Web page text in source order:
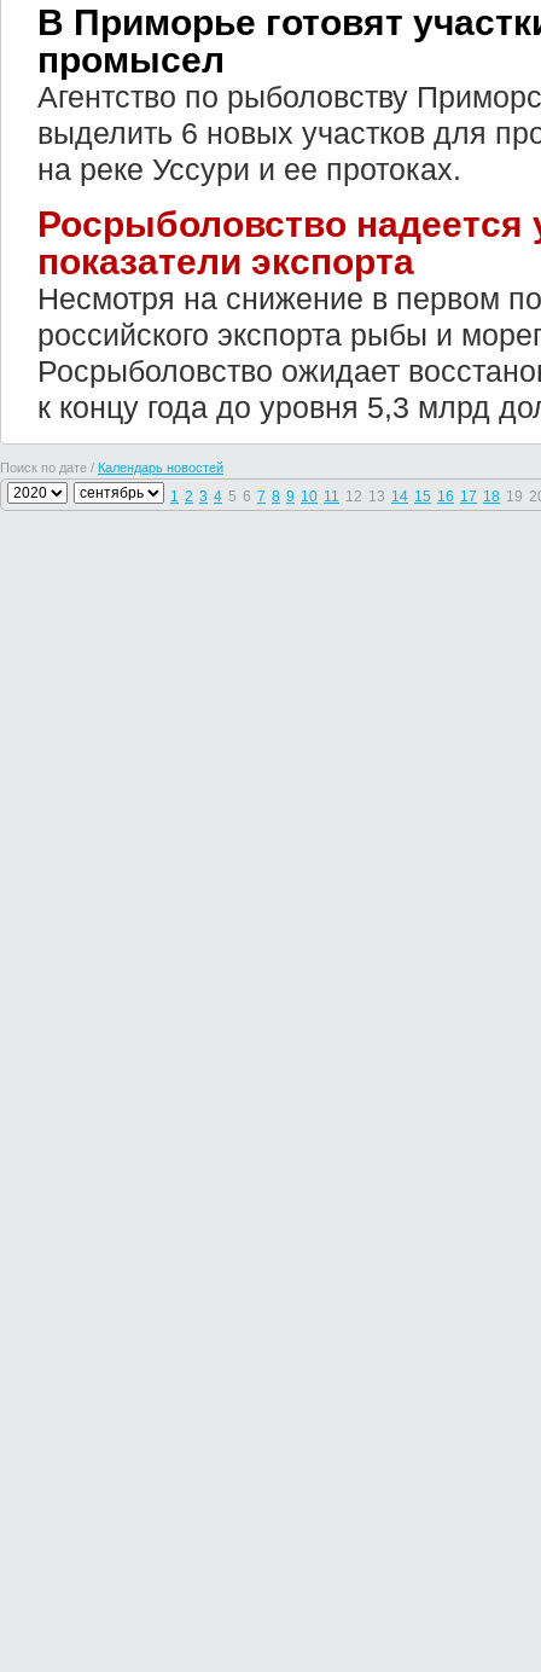
В Приморье готовят
промысел
Агентство по рыболовству
выделить 6 новых участков для
на реке Уссури и ее протоках.
Росрыболовство надеется
показатели экспорта
Несмотря на снижение в первом
российского экспорта рыбы и
Росрыболовство ожидает
к концу года до уровня 5,3 млрд
Поиск по дате / Календарь новостей
1 2 3 4 5 6 7 8 9 10 11 12 13 14 15 16 17 18 19